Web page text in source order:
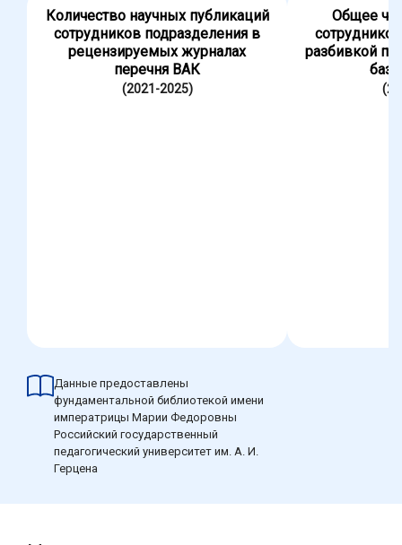
Количество научных публикаций
сотрудников подразделения в
рецензируемых журналах
перечня ВАК
(2021-2025)
Общее
разбивкой
Данные предоставлены
фундаментальной библиотекой имени
императрицы Марии Федоровны
Российский государственный
педагогический университет им. А. И.
Герцена